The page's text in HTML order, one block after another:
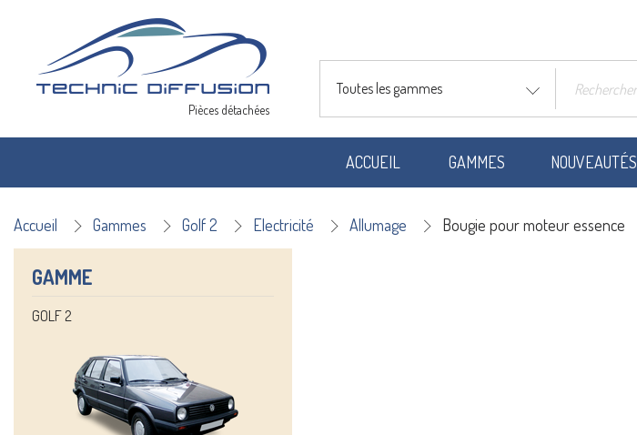
Pièces détachées
Toutes les gammes
ACCUEIL GAMMES NOUVEAUTÉS
Accueil Gammes Golf 2 Electricité Allumage Bougie pour moteur essence
GAMME
GOLF 2